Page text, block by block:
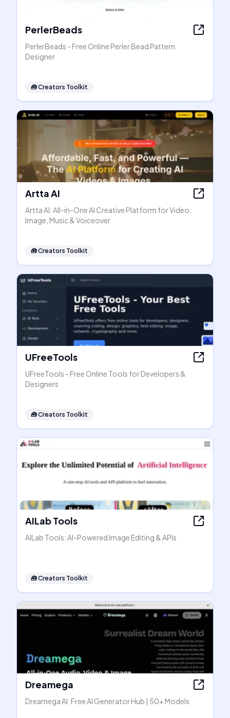
PerlerBeads
PerlerBeads - Free Online Perler Bead Pattern
Designer
🧰Creators Toolkit
Artta AI
Artta AI: All-in-One AI Creative Platform for Video,
Image, Music & Voiceover
🧰Creators Toolkit
UFreeTools
UFreeTools - Free Online Tools for Developers &
Designers
🧰Creators Toolkit
AILab Tools
AILab Tools: AI-Powered Image Editing & APIs
🧰Creators Toolkit
Dreamega
Dreamega AI: Free AI Generator Hub | 50+ Models